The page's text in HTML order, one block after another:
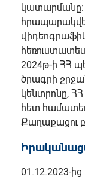
2024թ-ի ՀՀ
ծրագրի
կենտրոնը,
հետ
Քաղաքացու
01.12.2023-